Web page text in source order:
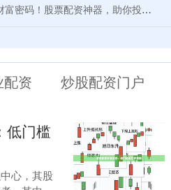
码！股票配资神器，助你投资无忧
配资 炒股配资门户
低门槛
心，其股